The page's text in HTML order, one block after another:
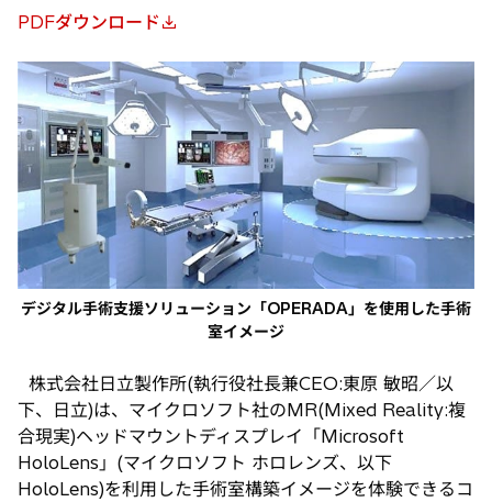
PDFダウンロード
新
し
い
タ
ブ
で
開
デジタル手術支援ソリューション「OPERADA」を使用した手術
室イメージ
株式会社日立製作所(執行役社長兼CEO:東原 敏昭／以
下、日立)は、マイクロソフト社のMR(Mixed Reality:複
合現実)ヘッドマウントディスプレイ「Microsoft
HoloLens」(マイクロソフト ホロレンズ、以下
HoloLens)を利用した手術室構築イメージを体験できるコ